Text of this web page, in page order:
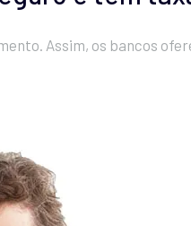
Assim, os bancos